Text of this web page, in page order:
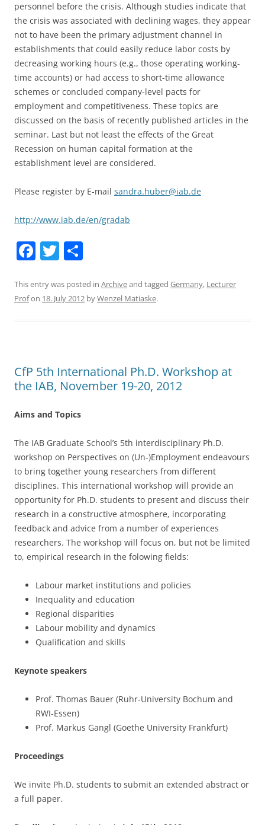
personnel before the crisis. Although studies indicate that
the crisis was associated with declining wages, they appear
not to have been the primary adjustment channel in
establishments that could easily reduce labor costs by
decreasing working hours (e.g., those operating working-
time accounts) or had access to short-time allowance
schemes or concluded company-level pacts for
employment and competitiveness. These topics are
discussed on the basis of recently published articles in the
seminar. Last but not least the effects of the Great
Recession on human capital formation at the
establishment level are considered.
Please register by E-mail sandra.huber@iab.de
http://www.iab.de/en/gradab
F
c
e
o
k
T
itt
er
ar
e
This entry was posted in Archiveand tagged Germany, Lecturer
Profon 18. July 2012 byWenzel Matiaske.
CfP 5th International Ph.D. Workshop at
the IAB, November 19-20, 2012
Aims and Topics
The IAB Graduate School’s 5th interdisciplinary Ph.D.
workshop on Perspectives on (Un-)Employment endeavours
to bring together young researchers from different
disciplines. This international workshop will provide an
opportunity for Ph.D. students to present and discuss their
research in a constructive atmosphere, incorporating
feedback and advice from a number of experiences
researchers. The workshop will focus on, but not be limited
to, empirical research in the folowing fields:
Labour market institutions and policies
Inequality and education
Regional disparities
Labour mobility and dynamics
Qualification and skills
Keynote speakers
Prof. Thomas Bauer (Ruhr-University Bochum and
RWI-Essen)
Prof. Markus Gangl (Goethe University Frankfurt)
Proceedings
We invite Ph.D. students to submit an extended abstract or
a full paper.